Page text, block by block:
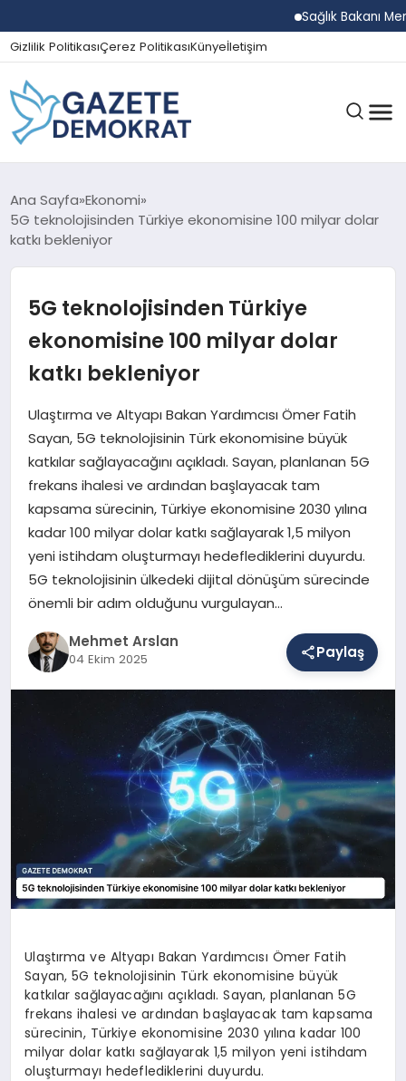
Sağlık Bakanı
Gizlilik PolitikasıÇerez PolitikasıKünyeİletişim
GÜNDEM
EKONOMI
SPOR
SAĞLIK
EĞITIM
DÜNYA
YAŞAM
Ana Sayfa Ekonomi
5G teknolojisinden Türkiye ekonomisine 100 milyar dolar
katkı bekleniyor
5G teknolojisinden Türkiye
ekonomisine 100 milyar dolar
katkı bekleniyor
Ulaştırma ve Altyapı Bakan Yardımcısı Ömer Fatih
Sayan, 5G teknolojisinin Türk ekonomisine büyük
katkılar sağlayacağını açıkladı. Sayan, planlanan 5G
frekans ihalesi ve ardından başlayacak tam
kapsama sürecinin, Türkiye ekonomisine 2030 yılına
kadar 100 milyar dolar katkı sağlayarak 1,5 milyon
yeni istihdam oluşturmayı hedeflediklerini duyurdu.
5G teknolojisinin ülkedeki dijital dönüşüm sürecinde
önemli bir adım olduğunu vurgulayan…
Mehmet Arslan
04 Ekim 2025 Paylaş
Ulaştırma ve Altyapı Bakan Yardımcısı Ömer Fatih
Sayan, 5G teknolojisinin Türk ekonomisine büyük
katkılar sağlayacağını açıkladı. Sayan, planlanan 5G
frekans ihalesi ve ardından başlayacak tam kapsama
sürecinin, Türkiye ekonomisine 2030 yılına kadar 100
milyar dolar katkı sağlayarak 1,5 milyon yeni istihdam
oluşturmayı hedeflediklerini duyurdu.